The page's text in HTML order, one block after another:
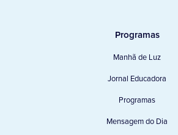
Programas
Manhã de Luz
Jornal Educadora
Programas
Mensagem do Dia